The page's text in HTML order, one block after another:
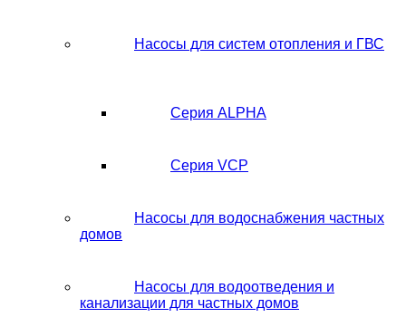
Насосы для систем отопления и ГВС
Серия ALPHA
Серия VCP
Насосы для водоснабжения частных
домов
Насосы для водоотведения и
канализации для частных домов